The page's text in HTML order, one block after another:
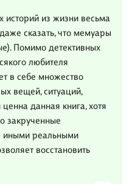
историй из жизни весьма
сказать, что мемуары
Помимо детективных
любителя
в себе множество
вещей, ситуаций,
данная книга, хотя
закрученные
иными реальными
восстановить